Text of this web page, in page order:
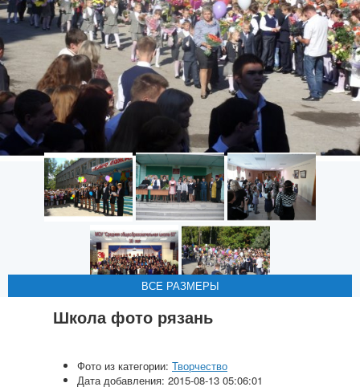
ВСЕ РАЗМЕРЫ
ВСЕ РАЗМЕРЫ
ВСЕ РАЗМЕРЫ
ВСЕ РАЗМЕРЫ
ВСЕ РАЗМЕРЫ
Школа фото рязань
Фото из категории: Творчество
Дата добавления: 2015-08-13 05:06:01